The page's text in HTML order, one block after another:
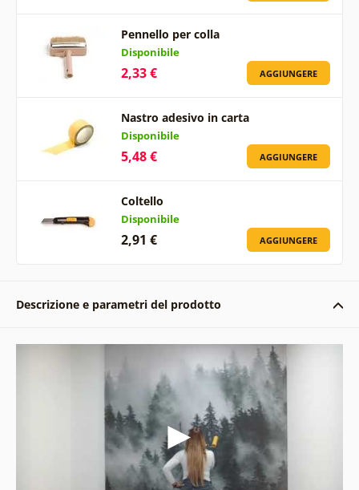
Pennello per colla
Disponibile
2,33 € AGGIUNGERE
Nastro adesivo in carta
Disponibile
5,48 € AGGIUNGERE
Coltello
Disponibile
2,91 € AGGIUNGERE
Descrizione e parametri del prodotto